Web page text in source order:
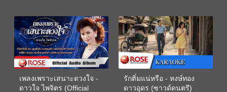
เพลงเพราะเสนาะดวงใจ -
ดาวใจ ไพจิตร (Official
รักติ๋มแน่หรือ - หงษ์ทอง
ดาวอุดร (ซาวด์ดนตรี)